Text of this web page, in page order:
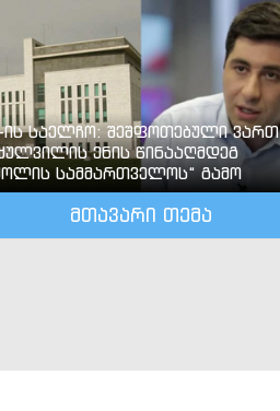
ის საელჩო: შეშფოთებული ვართ
ენის წინააღმდეგ
სამმართველოს“ გამო
მთავარი თემა